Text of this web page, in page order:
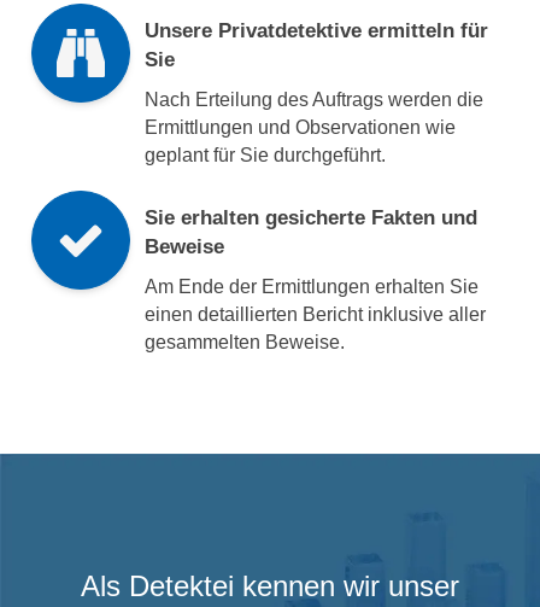
Unsere Privatdetektive ermitteln für
Sie
Nach Erteilung des Auftrags werden die
Ermittlungen und Observationen wie
geplant für Sie durchgeführt.
Sie erhalten gesicherte Fakten und
Beweise
Am Ende der Ermittlungen erhalten Sie
einen detaillierten Bericht inklusive aller
gesammelten Beweise.
Als Detektei kennen wir unser